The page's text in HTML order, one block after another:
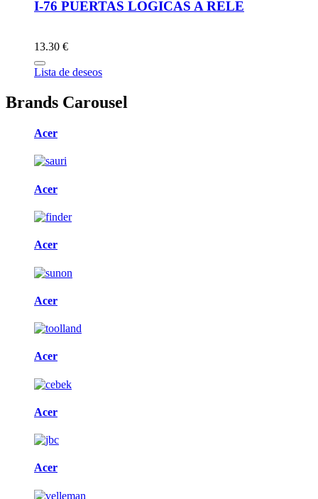
I-76 PUERTAS LOGICAS A RELE
13.30 €
Lista de deseos
Brands Carousel
Acer
Acer
Acer
Acer
Acer
Acer
Acer